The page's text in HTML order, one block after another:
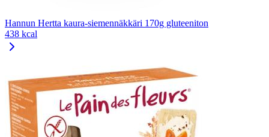
Hannun Hertta kaura-siemennäkkäri 170g gluteeniton
438 kcal